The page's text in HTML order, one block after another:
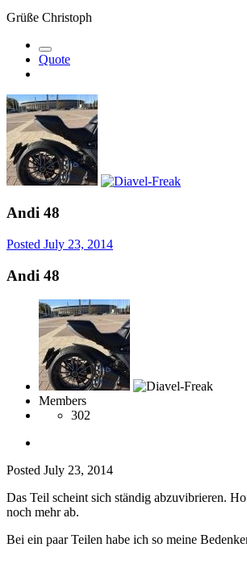
Grüße Christoph
Quote
Andi 48
Posted July 23, 2014
Andi 48
Members
302
Posted July 23, 2014
Das Teil scheint sich ständig abzuvibrieren.
noch mehr ab.
Bei ein paar Teilen habe ich so meine